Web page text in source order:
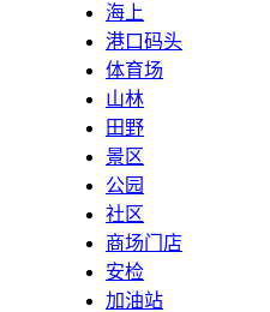
海上
港口码头
体育场
山林
田野
景区
公园
社区
商场门店
安检
加油站